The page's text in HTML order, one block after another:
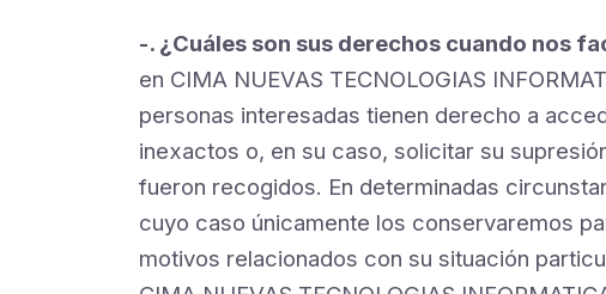
-. ¿Cuáles son sus derechos cuando nos
en CIMA NUEVAS TECNOLOGIAS
personas interesadas tienen derecho a
inexactos o, en su caso, solicitar su
fueron recogidos. En determinadas
cuyo caso únicamente los conservaremos
motivos relacionados con su situación